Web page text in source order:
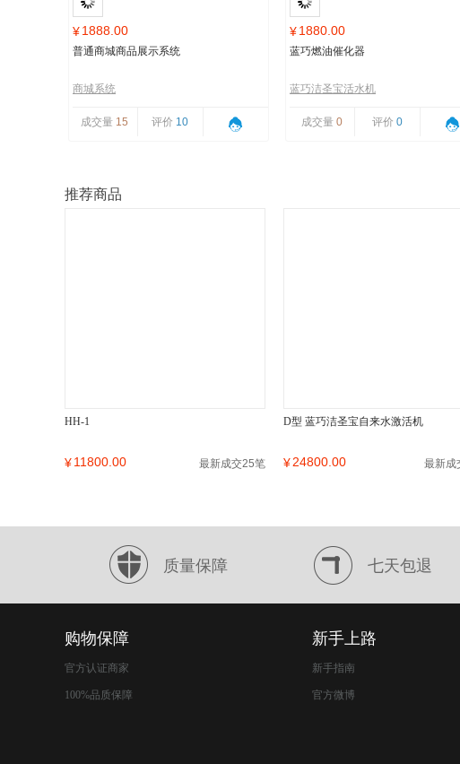
¥1888.00
普通商城商品展示系统
商城系统
成交量 15 评价 10
¥1880.00
蓝巧燃油催化器
蓝巧洁圣宝活水机
成交量 0 评价 0
推荐商品
HH-1
¥11800.00 最新成交25笔
D型 蓝巧洁圣宝自来水激活机
¥24800.00 最新成
质量保障 七天包退
购物保障
官方认证商家
100%品质保障
新手上路
新手指南
官方微博